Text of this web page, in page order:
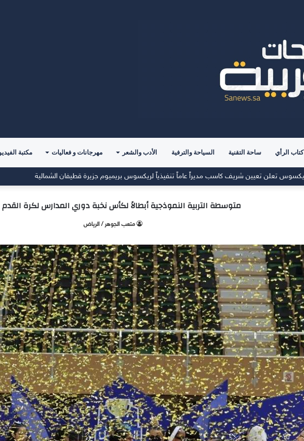
كتاب الرأي ساحة التقنية السياحة والترفية الأدب والشعر مهرجانات و فعاليات مكتبة
متوسطة التربية النموذجية أبطالاً لكأس نخبة دوري المدارس لكرة القدم
متعب الجوهر / الرياض